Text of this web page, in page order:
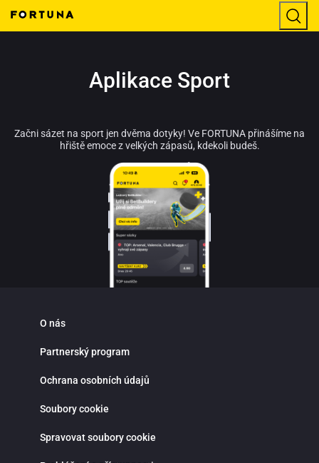
Aplikace Sport
Začni sázet na sport jen dvěma dotyky! Ve FORTUNA přinášíme na
hřiště emoce z velkých zápasů, kdekoli budeš.
O nás
Partnerský program
Ochrana osobních údajů
Soubory cookie
Spravovat soubory cookie